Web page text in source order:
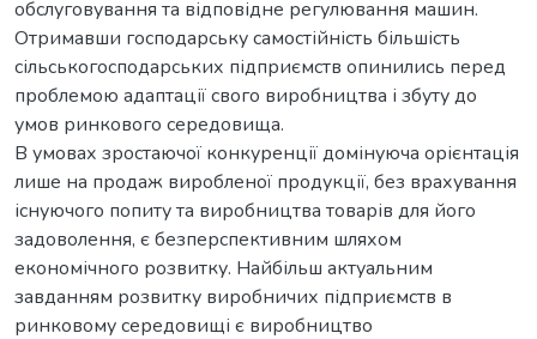
обслуговування та відповідне регулювання машин.
Отримавши господарську самостійність більшість
сільськогосподарських підприємств опинились перед
проблемою адаптації свого виробництва і збуту до
умов ринкового середовища.
В умовах зростаючої конкуренції домінуюча орієнтація
лише на продаж виробленої продукції, без врахування
існуючого попиту та виробництва товарів для його
задоволення, є безперспективним шляхом
економічного розвитку. Найбільш актуальним
завданням розвитку виробничих підприємств в
ринковому середовищі є виробництво